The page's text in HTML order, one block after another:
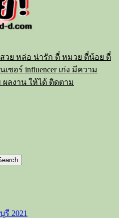
สวย หล่อ น่ารัก ตี๋ หมวย ตี๋น้อย ตี๋
อร์ influencer เก่ง มีความ
ลงาน ให้ได้ ติดตาม
รี 2021